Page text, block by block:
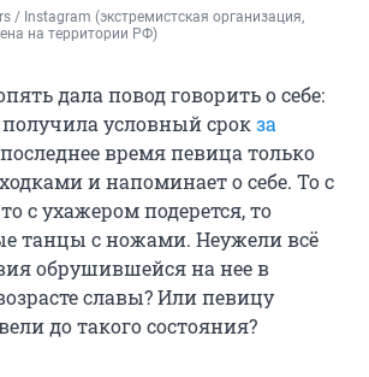
/ Instagram (экстремистская организация,
на территории РФ)
дала повод говорить о себе:
получила условный срокза
время певица только
и напоминает о себе. То с
с ухажером подерется, то
танцы с ножами. Неужели всё
обрушившейся на нее в
славы? Или певицу
до такого состояния?